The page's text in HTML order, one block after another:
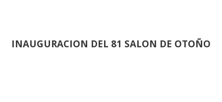
INAUGURACION DEL 81 SALON DE OTOÑO